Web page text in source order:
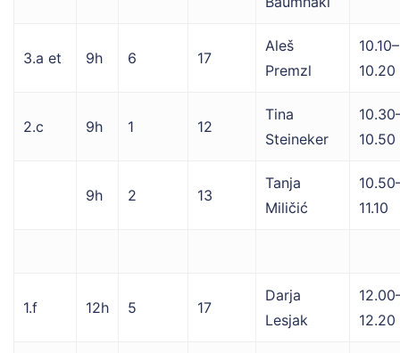
3.a et 9h 6 17
Aleš
Premzl
10.10–
10.20
2.c 9h 1 12
Tina
Steineker
10.50
9h 2 13
Tanja
Miličić
11.10
1.f 12h 5 17
Darja
Lesjak
12.20